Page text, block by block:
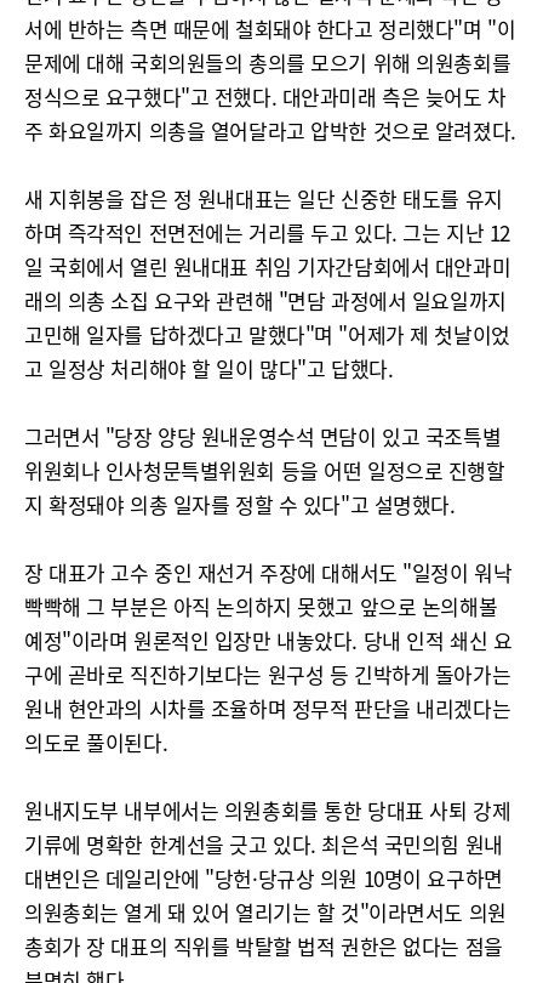
서에 반하는 측면 때문에 철회돼야 한다고 정리했다"며 "이
문제에 대해 국회의원들의 총의를 모으기 위해 의원총회를
정식으로 요구했다"고 전했다. 대안과미래 측은 늦어도 차
주 화요일까지 의총을 열어달라고 압박한 것으로 알려졌다.
새 지휘봉을 잡은 정 원내대표는 일단 신중한 태도를 유지
하며 즉각적인 전면전에는 거리를 두고 있다. 그는 지난 12
일 국회에서 열린 원내대표 취임 기자간담회에서 대안과미
래의 의총 소집 요구와 관련해 "면담 과정에서 일요일까지
고민해 일자를 답하겠다고 말했다"며 "어제가 제 첫날이었
고 일정상 처리해야 할 일이 많다"고 답했다.
그러면서 "당장 양당 원내운영수석 면담이 있고 국조특별
위원회나 인사청문특별위원회 등을 어떤 일정으로 진행할
지 확정돼야 의총 일자를 정할 수 있다"고 설명했다.
장 대표가 고수 중인 재선거 주장에 대해서도 "일정이 워낙
빡빡해 그 부분은 아직 논의하지 못했고 앞으로 논의해볼
예정"이라며 원론적인 입장만 내놓았다. 당내 인적 쇄신 요
구에 곧바로 직진하기보다는 원구성 등 긴박하게 돌아가는
원내 현안과의 시차를 조율하며 정무적 판단을 내리겠다는
의도로 풀이된다.
원내지도부 내부에서는 의원총회를 통한 당대표 사퇴 강제
기류에 명확한 한계선을 긋고 있다. 최은석 국민의힘 원내
대변인은 데일리안에 "당헌·당규상 의원 10명이 요구하면
의원총회는 열게 돼 있어 열리기는 할 것"이라면서도 의원
총회가 장 대표의 직위를 박탈할 법적 권한은 없다는 점을